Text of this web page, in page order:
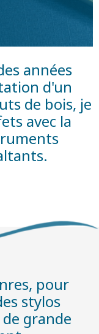
années
d'un
de bois, je
avec la
pour
stylos
grande